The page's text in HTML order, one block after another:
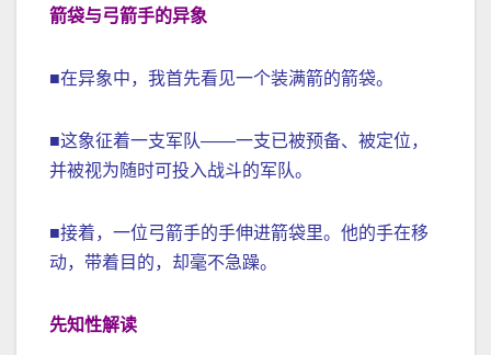
箭袋与弓箭手的异象
■在异象中，我首先看见一个装满箭的箭袋。
■这象征着一支军队——一支已被预备、被定位，
并被视为随时可投入战斗的军队。
■接着，一位弓箭手的手伸进箭袋里。他的手在移
动，带着目的，却毫不急躁。
先知性解读